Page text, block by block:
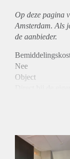
Op deze pagina
Amsterdam. Als
de aanbieder.
Nee
Object
Huurtoeslag
Mogelijk